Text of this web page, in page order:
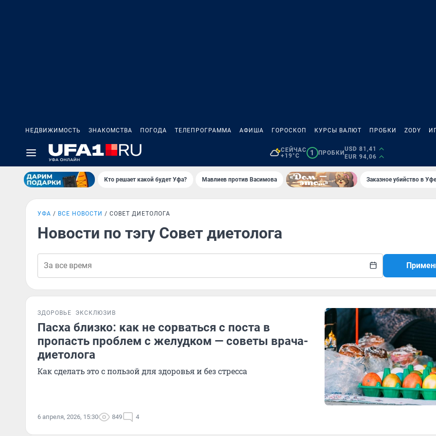
НЕДВИЖИМОСТЬ ЗНАКОМСТВА ПОГОДА ТЕЛЕПРОГРАММА АФИША ГОРОСКОП КУРСЫ ВАЛЮТ ПРОБКИ ZODY
СЕЙЧАС
+19°C
1 ПРОБКИ
USD 81,41
EUR 94,06
Кто решает какой будет Уфа? Мавлиев против Васимова Заказное убийство в
УФА ВСЕ НОВОСТИ СОВЕТ ДИЕТОЛОГА
Новости по тэгу Совет диетолога
ЗДОРОВЬЕ ЭКСКЛЮЗИВ
Пасха близко: как не сорваться с поста в
пропасть проблем с желудком — советы врача-
диетолога
Как сделать это с пользой для здоровья и без стресса
6 апреля, 2026, 15:30 849 4